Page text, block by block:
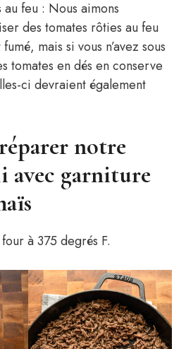
au feu : Nous aimons
des tomates rôties au feu
mais si vous n’avez sous
tomates en dés en conserve
ci devraient également
notre
avec garniture
à 375 degrés F.